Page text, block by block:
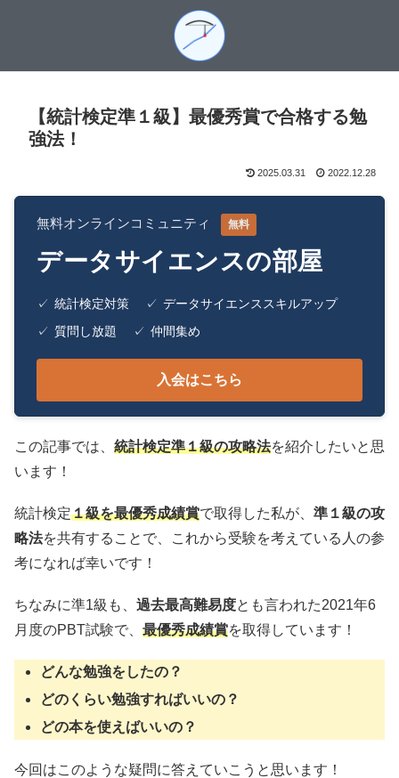
【統計検定準１級】最優秀賞で合格する勉
強法！
2025.03.31 2022.12.28
無料オンラインコミュニティ 無料
データサイエンスの部屋
✓ 統計検定対策 ✓ データサイエンススキルアップ
✓ 質問し放題 ✓ 仲間集め
入会はこちら
この記事では、 統計検定準１級の攻略法を紹介したいと思
います！
統計検定１級を最優秀成績賞で取得した私が、 準１級の攻
略法を共有することで、これから受験を考えている人の参
考になれば幸いです！
ちなみに準1級も、 過去最高難易度とも言われた2021年6
月度のPBT試験で、 最優秀成績賞を取得しています！
どんな勉強をしたの？
どのくらい勉強すればいいの？
どの本を使えばいいの？
今回はこのような疑問に答えていこうと思います！